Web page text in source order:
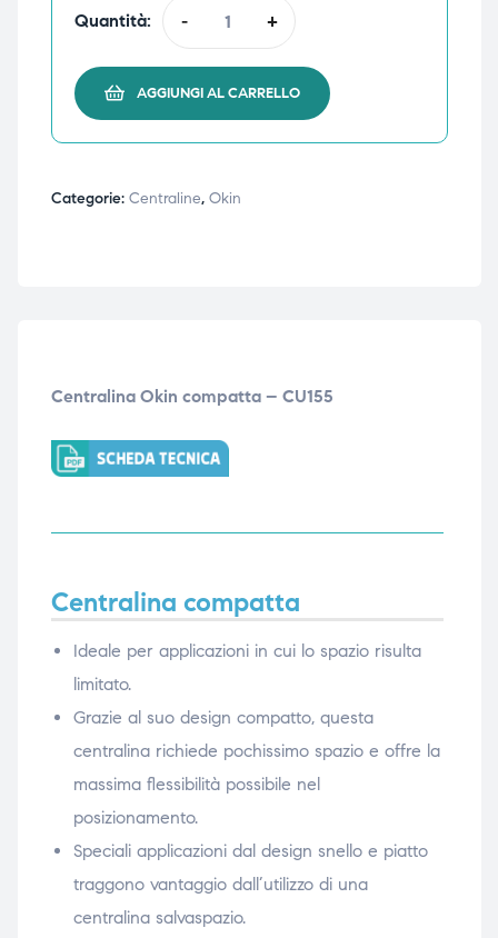
Quantità: - +
AGGIUNGI AL CARRELLO
Categorie: Centraline, Okin
Centralina Okin compatta – CU155
Centralina compatta
Ideale per applicazioni in cui lo spazio risulta
limitato.
Grazie al suo design compatto, questa
centralina richiede pochissimo spazio e offre la
massima flessibilità possibile nel
posizionamento.
Speciali applicazioni dal design snello e piatto
traggono vantaggio dall’utilizzo di una
centralina salvaspazio.